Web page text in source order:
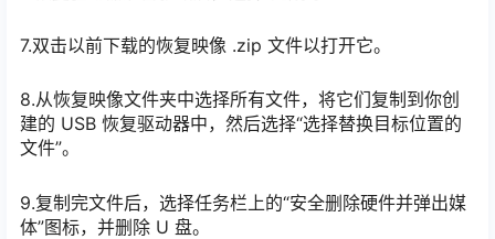
7.双击以前下载的恢复映像 .zip 文件以打开它。
8.从恢复映像文件夹中选择所有文件，将它们复制到你创
建的 USB 恢复驱动器中，然后选择“选择替换目标位置的
文件”。
9.复制完文件后，选择任务栏上的“安全删除硬件并弹出媒
体”图标，并删除 U 盘。